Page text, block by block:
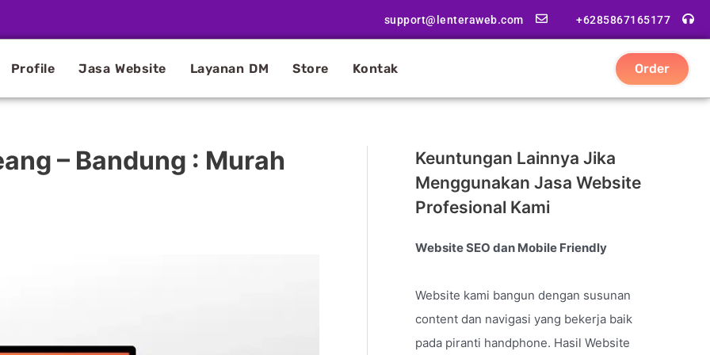
support@lenteraweb.com +6285867165177
Profile Jasa Website Layanan DM Store Kontak Order
– Bandung : Murah
Keuntungan Lainnya Jika
Menggunakan Jasa Website
Profesional Kami
Website SEO dan Mobile Friendly
Website kami bangun dengan susunan
content dan navigasi yang bekerja baik
pada piranti handphone. Hasil Website